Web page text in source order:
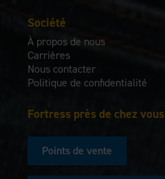
Société
À propos de nous
Carrières
Nous contacter
Politique de confidentialité
Fortress près de chez vous
Points de vente